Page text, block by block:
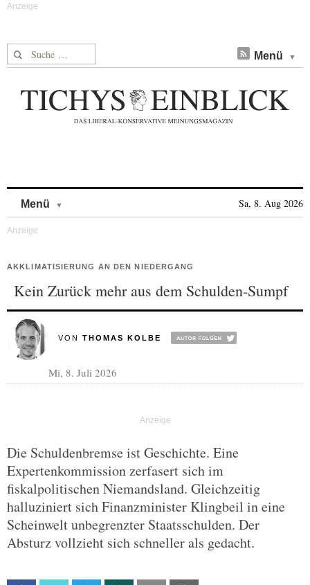
Suche nach: Menü
Menü Sa, 8. Aug 2026
AKKLIMATISIERUNG AN DEN NIEDERGANG
Kein Zurück mehr aus dem Schulden-Sumpf
VON THOMAS KOLBE
Mi, 8. Juli 2026
Die Schuldenbremse ist Geschichte. Eine
Expertenkommission zerfasert sich im
fiskalpolitischen Niemandsland. Gleichzeitig
halluziniert sich Finanzminister Klingbeil in eine
Scheinwelt unbegrenzter Staatsschulden. Der
Absturz vollzieht sich schneller als gedacht.